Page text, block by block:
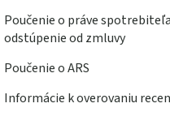
Poučenie o práve
odstúpenie od zmluvy
Poučenie o ARS
Informácie k overovaniu